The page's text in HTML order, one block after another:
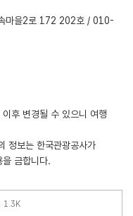
마을2로 172 202호 / 010-
후 변경될 수 있으니 여행
정보는 한국관광공사가
금합니다.
1.3K